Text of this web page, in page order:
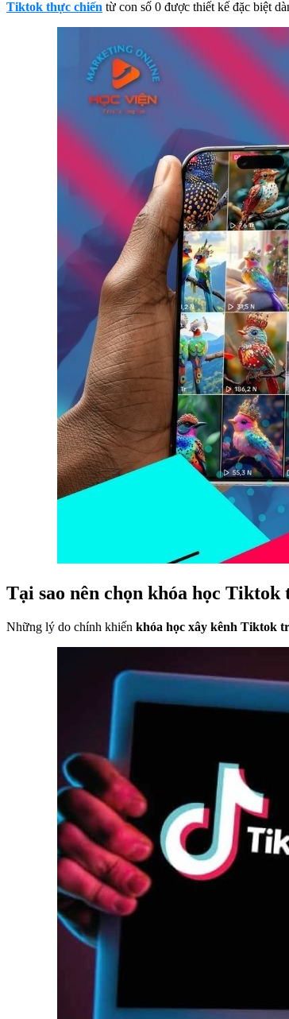
Tiktok thực chiến từ con số 0 được thiết kế đặc biệt
Tại sao nên chọn khóa học Tiktok
Những lý do chính khiến khóa học xây kênh Tiktok